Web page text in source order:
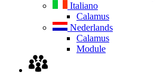
Italiano
Calamus
Nederlands
Calamus
Module